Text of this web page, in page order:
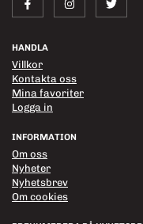
HANDLA
Villkor
Kontakta oss
Mina favoriter
Logga in
INFORMATION
Om oss
Nyheter
Nyhetsbrev
Om cookies